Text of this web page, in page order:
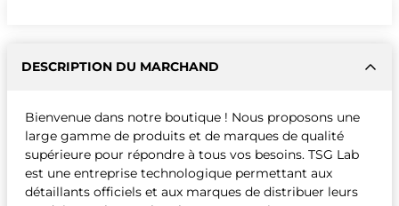
DESCRIPTION DU MARCHAND
Bienvenue dans notre boutique ! Nous proposons une
large gamme de produits et de marques de qualité
supérieure pour répondre à tous vos besoins. TSG Lab
est une entreprise technologique permettant aux
détaillants officiels et aux marques de distribuer leurs